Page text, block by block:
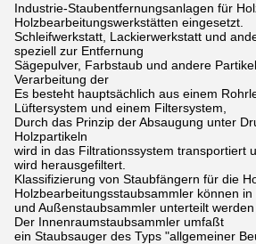
Industrie-Staubentfernungsanlagen für
Holzbearbeitungswerkstätten eingesetzt.
Schleifwerkstatt, Lackierwerkstatt und
speziell zur Entfernung
Sägepulver, Farbstaub und andere
Verarbeitung der
Es besteht hauptsächlich aus einem
Lüftersystem und einem Filtersystem,
Durch das Prinzip der Absaugung unter
Holzpartikeln
wird in das Filtrationssystem transportiert
wird herausgefiltert.
Klassifizierung von Staubfängern für die
Holzbearbeitungsstaubsammler können
und Außenstaubsammler unterteilt werden
Der Innenraumstaubsammler umfaßt
ein Staubsauger des Typs "allgemeiner